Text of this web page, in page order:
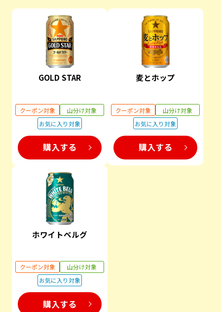
GOLD STAR
クーポン対象
山分け対象
お気に入り対象
購入する
麦とホップ
クーポン対象
山分け対象
お気に入り対象
購入する
ホワイトベルグ
クーポン対象
山分け対象
お気に入り対象
購入する